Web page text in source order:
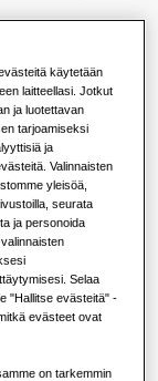
se
se
käytetään
laitteellasi. Jotkut
ja luotettavan
tarjoamiseksi
ja
Valinnaisten
yleisöä,
seurata
ja personoida
Selaa
"Hallitse evästeitä" -
evästeet ovat
on tarkemmin